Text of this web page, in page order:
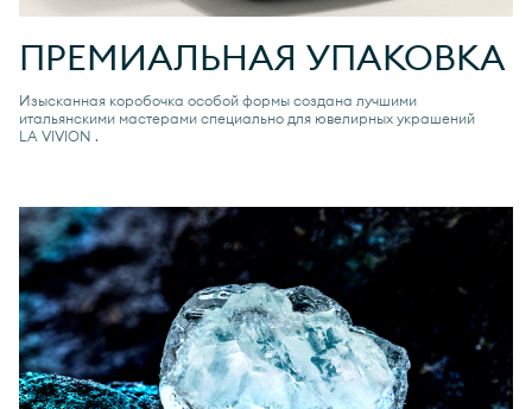
ПРЕМИАЛЬНАЯ УПАКОВКА
Изысканная коробочка особой формы создана лучшими
итальянскими мастерами специально для ювелирных украшений
LA VIVION .